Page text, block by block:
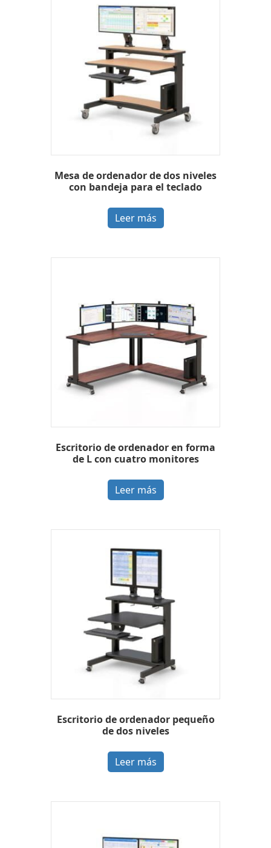
Mesa de ordenador de dos niveles
con bandeja para el teclado
Leer más
Escritorio de ordenador en forma
de L con cuatro monitores
Leer más
Escritorio de ordenador pequeño
de dos niveles
Leer más